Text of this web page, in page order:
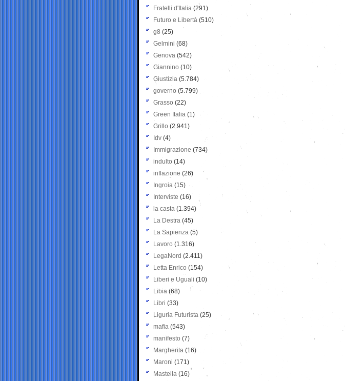
Fratelli d'Italia (291)
Futuro e Libertà (510)
g8 (25)
Gelmini (68)
Genova (542)
Giannino (10)
Giustizia (5.784)
governo (5.799)
Grasso (22)
Green Italia (1)
Grillo (2.941)
Idv (4)
Immigrazione (734)
indulto (14)
inflazione (26)
Ingroia (15)
Interviste (16)
la casta (1.394)
La Destra (45)
La Sapienza (5)
Lavoro (1.316)
LegaNord (2.411)
Letta Enrico (154)
Liberi e Uguali (10)
Libia (68)
Libri (33)
Liguria Futurista (25)
mafia (543)
manifesto (7)
Margherita (16)
Maroni (171)
Mastella (16)